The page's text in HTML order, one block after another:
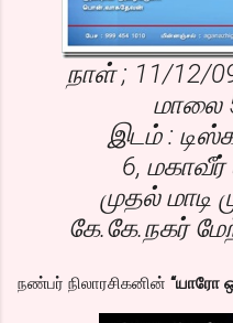
நாள் ; 11/12/
மாலை
இடம் :
6,
முதல் மாடி
கே.கே.நகர்
நண்பர் நிலாரசிகனின் “யாரோ